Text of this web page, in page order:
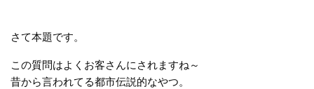
さて本題です。
この質問はよくお客さんにされますね～
昔から言われてる都市伝説的なやつ。